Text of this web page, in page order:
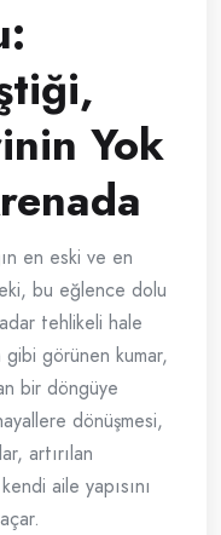
Yok
en eski ve en
bu eğlence dolu
tehlikeli hale
görünen kumar,
bir döngüye
dönüşmesi,
artırılan
aile yapısını